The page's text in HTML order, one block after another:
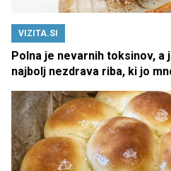
VIZITA.SI
Polna je nevarnih toksinov, a
najbolj nezdrava riba, ki jo